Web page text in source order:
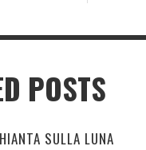
POSTS
SULLA LUNA